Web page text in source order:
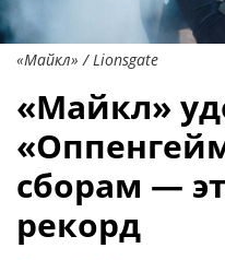
«Майкл» / Lionsgate
«Майкл»
сборам —
рекорд